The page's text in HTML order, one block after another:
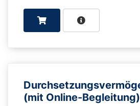
(mit Online-Begleitung)